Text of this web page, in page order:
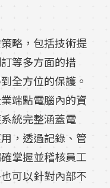
略，包括技術提
等多方面的措
全方位的保護。
端點電腦內的資
統完整涵蓋電
，透過記錄、管
掌握並稽核員工
可以針對內部不